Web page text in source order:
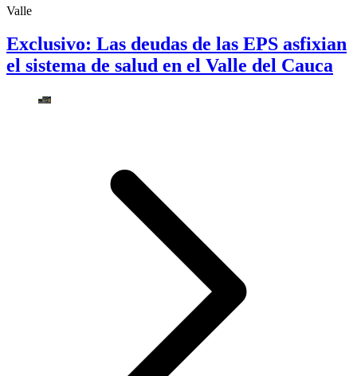
Valle
Exclusivo: Las deudas de las EPS asfixian
el sistema de salud en el Valle del Cauca